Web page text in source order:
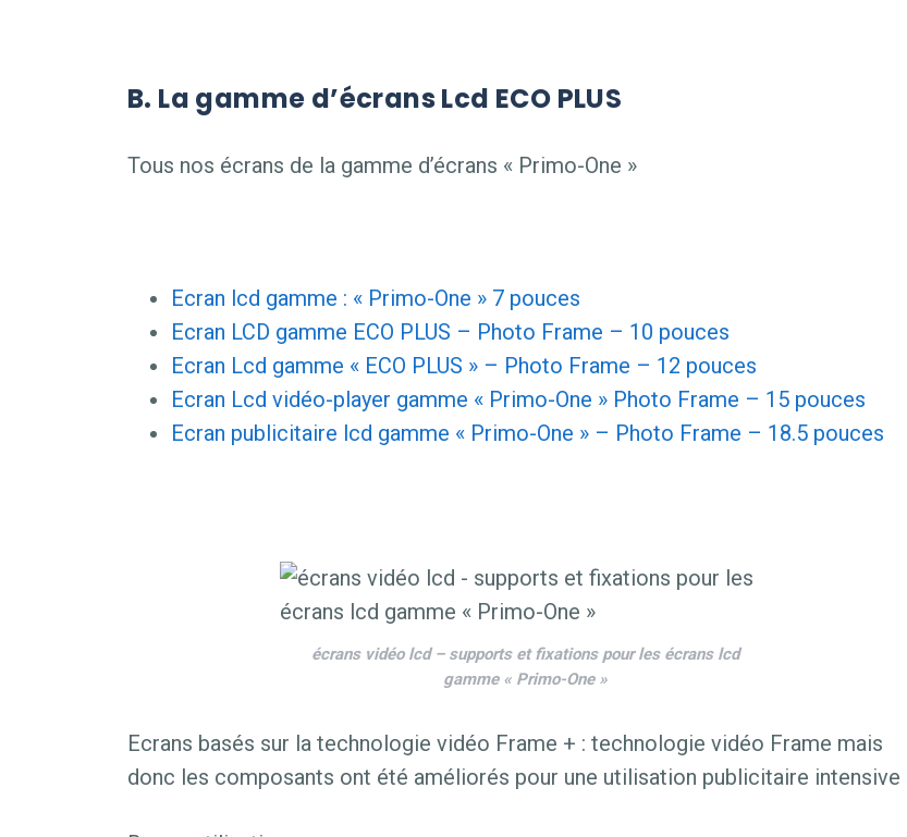
B. La gamme d’écrans Lcd ECO PLUS
Tous nos écrans de la gamme d’écrans « Primo-One »
Ecran lcd gamme : « Primo-One » 7 pouces
Ecran LCD gamme ECO PLUS – Photo Frame – 10 pouces
Ecran Lcd gamme « ECO PLUS » – Photo Frame – 12 pouces
Ecran Lcd vidéo-player gamme « Primo-One » Photo Frame – 15 pouces
Ecran publicitaire lcd gamme « Primo-One » – Photo Frame – 18.5 pouces
écrans vidéo lcd – supports et fixations pour les écrans lcd
gamme « Primo-One »
Ecrans basés sur la technologie vidéo Frame + : technologie vidéo Frame mais
donc les composants ont été améliorés pour une utilisation publicitaire intensive